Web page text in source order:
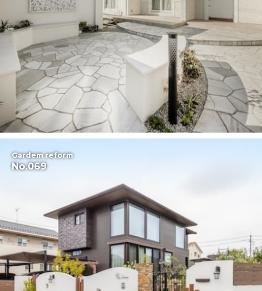
Gardem reform
No.069